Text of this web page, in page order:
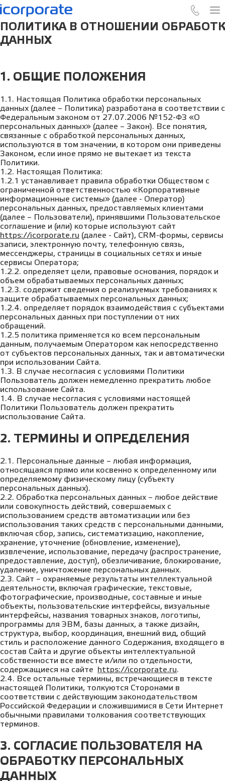
ПОЛИТИКА В ОТНОШЕНИИ
ДАННЫХ
1. ОБЩИЕ ПОЛОЖЕНИЯ
1.1. Настоящая Политика обработки персональных
данных (далее – Политика) разработана в соответствии с
Федеральным законом от 27.07.2006 №152-ФЗ «О
персональных данных» (далее – Закон). Все понятия,
связанные с обработкой персональных данных,
используются в том значении, в котором они приведены
Законом, если иное прямо не вытекает из текста
Политики.
1.2. Настоящая Политика:
1.2.1 устанавливает правила обработки Обществом с
ограниченной ответственностью «Корпоративные
информационные системы» (далее - Оператор)
персональных данных, предоставляемых клиентами
(далее – Пользователи), принявшими Пользовательское
соглашение и (или) которые используют сайт
https://icorporate.ru (далее - Сайт), CRM-формы, сервисы
записи, электронную почту, телефонную связь,
мессенджеры, страницы в социальных сетях и иные
сервисы Оператора;
1.2.2. определяет цели, правовые основания, порядок и
объем обрабатываемых персональных данных;
1.2.3. содержит сведения о реализуемых требованиях к
защите обрабатываемых персональных данных;
1.2.4. определяет порядок взаимодействия с субъектами
персональных данных при поступлении от них
обращений.
1.2.5 политика применяется ко всем персональным
данным, получаемым Оператором как непосредственно
от субъектов персональных данных, так и автоматически
при использовании Сайта.
1.3. В случае несогласия с условиями Политики
Пользователь должен немедленно прекратить любое
использование Сайта.
1.4. В случае несогласия с условиями настоящей
Политики Пользователь должен прекратить
использование Сайта.
2. ТЕРМИНЫ И ОПРЕДЕЛЕНИЯ
2.1. Персональные данные – любая информация,
относящаяся прямо или косвенно к определенному или
определяемому физическому лицу (субъекту
персональных данных).
2.2. Обработка персональных данных – любое действие
или совокупность действий, совершаемых с
использованием средств автоматизации или без
использования таких средств с персональными данными,
включая сбор, запись, систематизацию, накопление,
хранение, уточнение (обновление, изменение),
извлечение, использование, передачу (распространение,
предоставление, доступ), обезличивание, блокирование,
удаление, уничтожение персональных данных.
2.3. Сайт – охраняемые результаты интеллектуальной
деятельности, включая графические, текстовые,
фотографические, производные, составные и иные
объекты, пользовательские интерфейсы, визуальные
интерфейсы, названия товарных знаков, логотипы,
программы для ЭВМ, базы данных, а также дизайн,
структура, выбор, координация, внешний вид, общий
стиль и расположение данного Содержания, входящего в
состав Сайта и другие объекты интеллектуальной
собственности все вместе и/или по отдельности,
содержащиеся на сайте https://icorporate.ru.
2.4. Все остальные термины, встречающиеся в тексте
настоящей Политики, толкуются Сторонами в
соответствии с действующим законодательством
Российской Федерации и сложившимися в Сети Интернет
обычными правилами толкования соответствующих
терминов.
3. СОГЛАСИЕ ПОЛЬЗОВАТЕЛЯ НА
ОБРАБОТКУ ПЕРСОНАЛЬНЫХ
ДАННЫХ